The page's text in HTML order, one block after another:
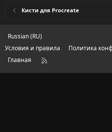
Кисти для Procreate
Russian (RU)
Условия и правила
Политика
Главная
R